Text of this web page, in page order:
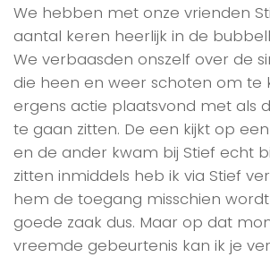
We hebben met onze vrienden
aantal keren heerlijk in de
We verbaasden onszelf over de
die heen en weer schoten om te
ergens actie plaatsvond met als
te gaan zitten. De een kijkt op
en de ander kwam bij Stief echt
zitten inmiddels heb ik via Stief
hem de toegang misschien
goede zaak dus. Maar op dat
vreemde gebeurtenis kan ik je